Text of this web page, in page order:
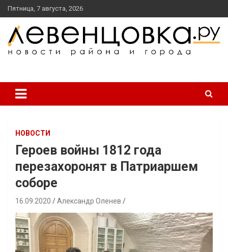
перейти
к
содержанию
Пятница, 7 августа, 2026
НОВОСТИ
Героев войны 1812 года
перезахоронят в Патриаршем
соборе
16.09.2020 Александр Оленев